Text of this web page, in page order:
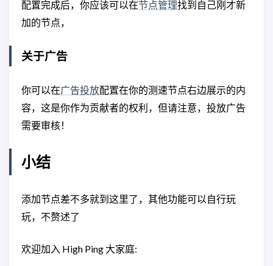
配置完成后，你应该可以在节点管理找到自己刚才新
加的节点，
关于广告
你可以在广告投放配置在你的测速节点右边展示的内
容，这是你作为贡献者的权利，但请注意，投放广告
需要审核！
小结
添加节点差不多就到这里了，其他功能可以自行玩
玩，不赘述了
欢迎加入 High Ping 大家庭: